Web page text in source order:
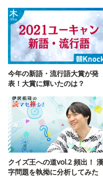
今年の新語・流行語大賞が発
表！大賞に輝いたのは？
クイズ王への道vol.2 頻出！ 漢
字問題を執拗に分析してみた